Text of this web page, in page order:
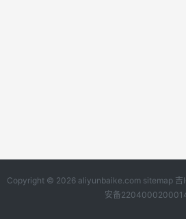
Copyright © 2026 aliyunbaike.com sitemap 吉
安备